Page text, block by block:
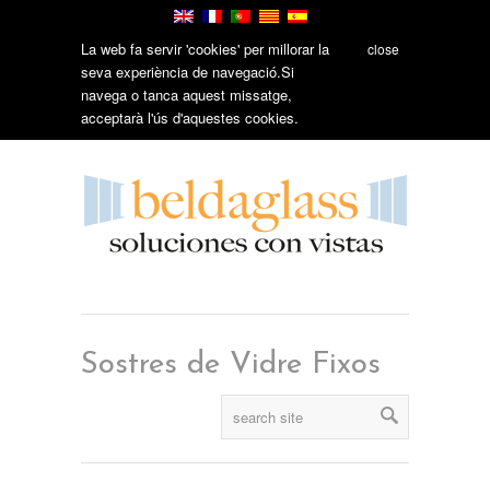
La web fa servir 'cookies' per millorar la
seva experiència de navegació.Si
navega o tanca aquest missatge,
acceptarà l'ús d'aquestes cookies.
close
Sostres de Vidre Fixos